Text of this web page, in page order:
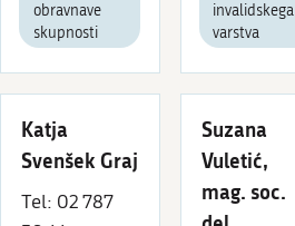
obravnave
skupnosti
invalidskega
varstva
Katja
Svenšek Graj
Tel: 02 787
Suzana
Vuletić,
mag. soc.